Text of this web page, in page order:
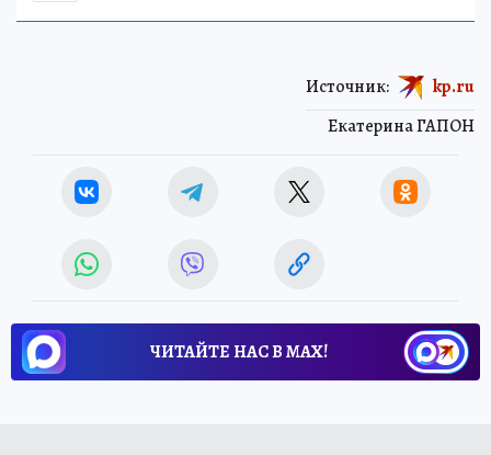
Екатерина ГАПОН
Источник: kp.ru
ЧИТАЙТЕ НАС В МАХ!